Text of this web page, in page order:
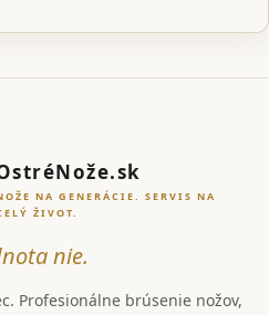
NA GENERÁCIE. SERVIS NA
ŽIVOT.
nie.
Profesionálne brúsenie nožov,